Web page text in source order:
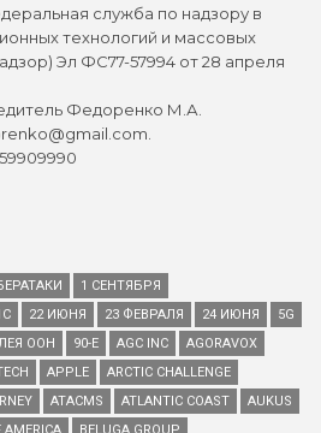
служба по надзору в
технологий и массовых
Эл ФС77-57994 от 28 апреля
Федоренко М.А.
1 СЕНТЯБРЯ
22 ИЮНЯ 23 ФЕВРАЛЯ 24 ИЮНЯ
5G
ООН 90-Е AGC INC
AGORAVOX
APPLE
ARCTIC CHALLENGE
ATACMS ATLANTIC COAST
AUKUS